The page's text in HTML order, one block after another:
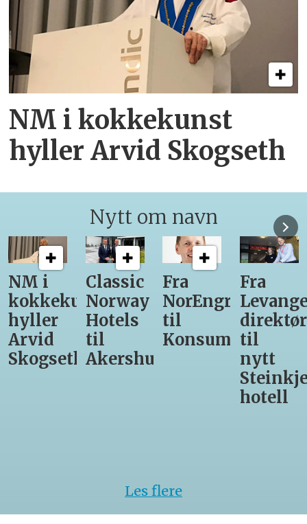
NM i kokkekunst
hyller Arvid Skogseth
Nytt om navn
Classic
Norway
Hotels
til
Akershus
Fra
NorEngros
til
Konsumgruppen
Fra
Levanger-
direktør
til
Steinkjer-
12
får
være
med
Asko
Les flere